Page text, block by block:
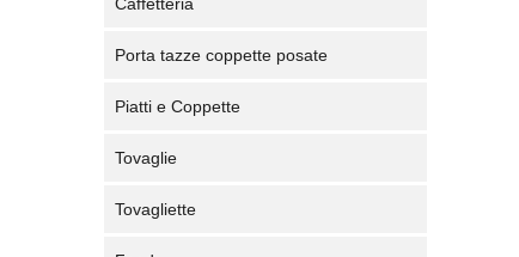
Porta tazze coppette posate
Piatti e Coppette
Tovaglie
Tovagliette